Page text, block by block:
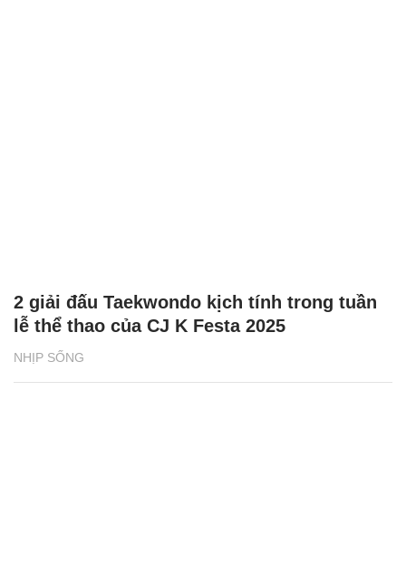
NHỊP SỐNG
2 giải đấu Taekwondo kịch tính trong tuần
lễ thể thao của CJ K Festa 2025